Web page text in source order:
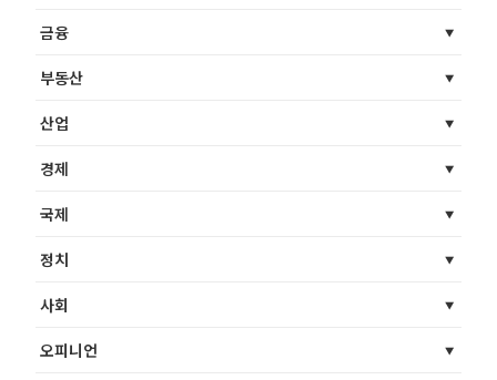
금융
부동산
산업
경제
국제
정치
사회
오피니언